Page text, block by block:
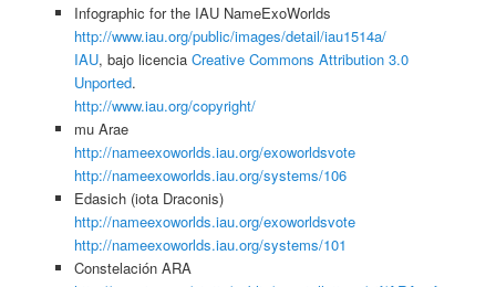
Infographic for the IAU NameExoWorlds
http://www.iau.org/public/images/detail/iau1514a/
IAU, bajo licencia Creative Commons Attribution 3.0
Unported.
http://www.iau.org/copyright/
mu Arae
http://nameexoworlds.iau.org/exoworldsvote
http://nameexoworlds.iau.org/systems/106
Edasich (iota Draconis)
http://nameexoworlds.iau.org/exoworldsvote
http://nameexoworlds.iau.org/systems/101
Constelación ARA